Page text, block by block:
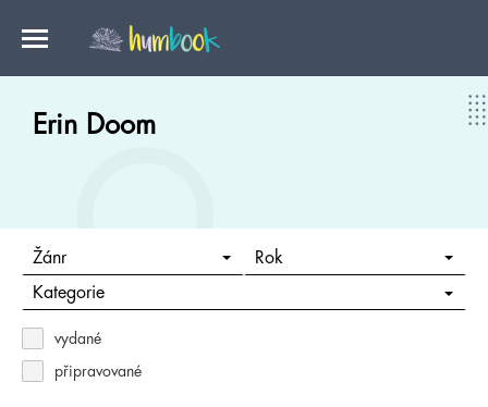
Erin Doom
Žánr Rok
Kategorie
vydané
připravované